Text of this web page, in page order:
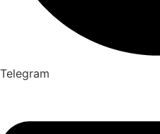
Telegram